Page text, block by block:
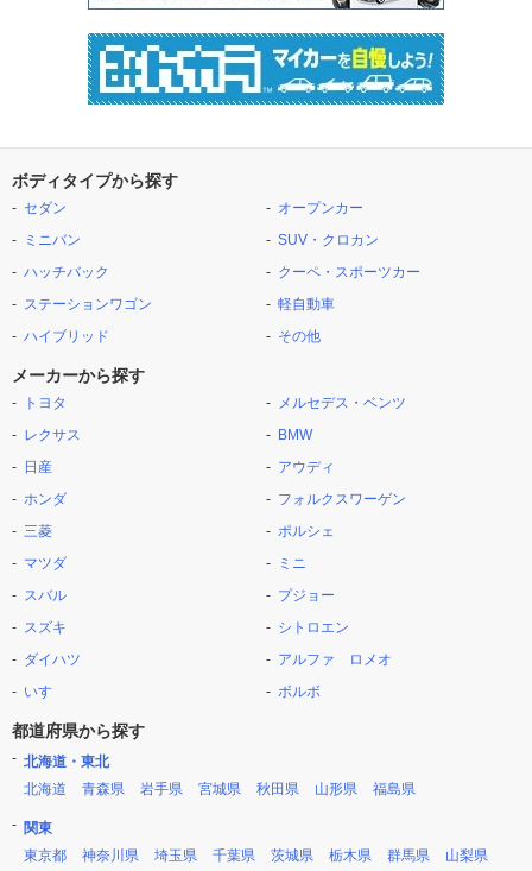
ボディタイプから探す
セダン
ミニバン
ハッチバック
ステーションワゴン
ハイブリッド
オープンカー
SUV・クロカン
クーペ・スポーツカー
軽自動車
その他
メーカーから探す
トヨタ
レクサス
日産
ホンダ
三菱
マツダ
スバル
スズキ
ダイハツ
いすゞ
メルセデス・ベンツ
BMW
アウディ
フォルクスワーゲン
ポルシェ
ミニ
プジョー
シトロエン
アルファ ロメオ
ボルボ
都道府県から探す
北海道・東北
北海道
青森県 岩手県 宮城県 秋田県 山形県 福島県
関東
東京都
神奈川県 埼玉県 千葉県 茨城県 栃木県 群馬県 山梨県